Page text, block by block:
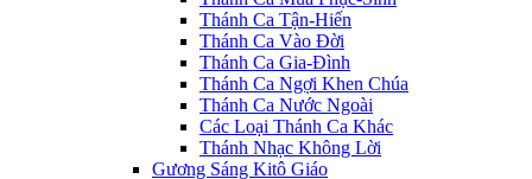
Thánh Ca Tận-Hiến
Thánh Ca Vào Đời
Thánh Ca Gia-Đình
Thánh Ca Ngợi Khen Chúa
Thánh Ca Nước Ngoài
Các Loại Thánh Ca Khác
Thánh Nhạc Không Lời
Gương Sáng Kitô Giáo